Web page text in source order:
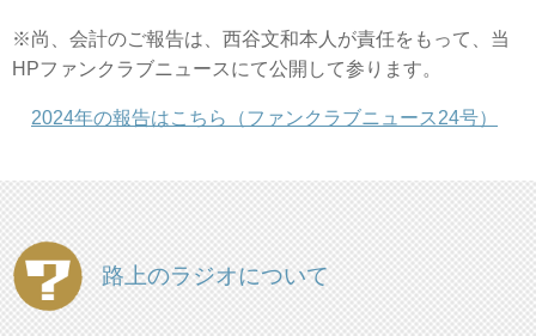
※尚、会計のご報告は、西谷文和本人が責任をもって、当
HPファンクラブニュースにて公開して参ります。
2024年の報告はこちら（ファンクラブニュース24号）
路上のラジオについて